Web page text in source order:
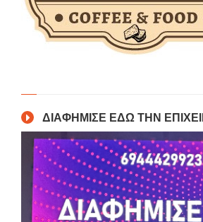
ΔΙΑΦΗΜΙΣΕ ΕΔΩ ΤΗΝ